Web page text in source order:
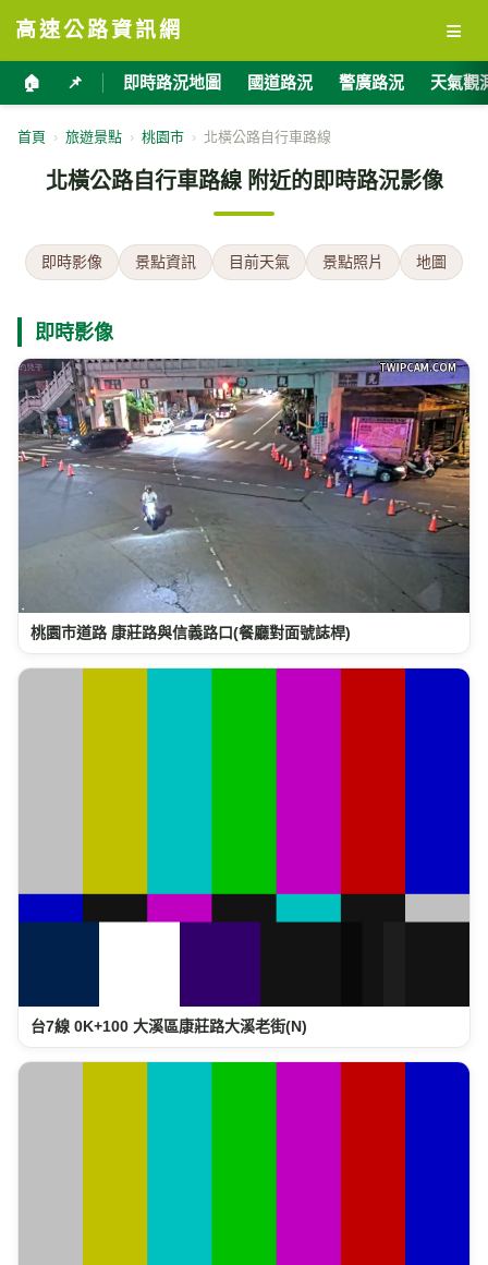
高速公路資訊網 ≡
🏠 📌 即時路況地圖 國道路況 警廣路況 天氣觀
首頁 › 旅遊景點 › 桃園市 › 北橫公路自行車路線
北橫公路自行車路線 附近的即時路況影像
即時影像 景點資訊 目前天氣 景點照片 地圖
即時影像
桃園市道路 康莊路與信義路口(餐廳對面號誌桿)
台7線 0K+100 大溪區康莊路大溪老街(N)